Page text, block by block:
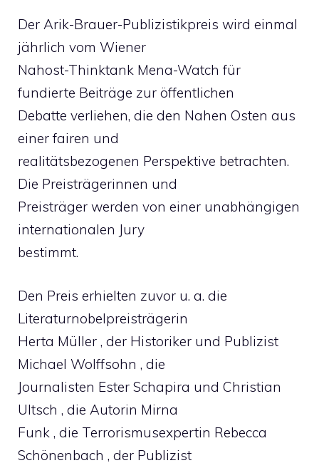
Der Arik-Brauer-Publizistikpreis wird einmal
jährlich vom Wiener
Nahost-Thinktank Mena-Watch für
fundierte Beiträge zur öffentlichen
Debatte verliehen, die den Nahen Osten aus
einer fairen und
realitätsbezogenen Perspektive betrachten.
Die Preisträgerinnen und
Preisträger werden von einer unabhängigen
internationalen Jury
bestimmt.
Den Preis erhielten zuvor u. a. die
Literaturnobelpreisträgerin
Herta Müller , der Historiker und Publizist
Michael Wolffsohn , die
Journalisten Ester Schapira und Christian
Ultsch , die Autorin Mirna
Funk , die Terrorismusexpertin Rebecca
Schönenbach , der Publizist